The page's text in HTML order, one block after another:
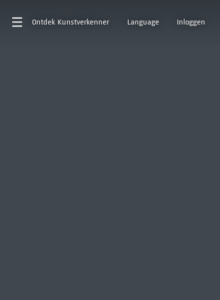
Ontdek Kunstverkenner Language Inloggen